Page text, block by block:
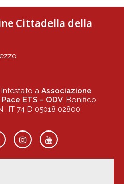
Cittadella della
Intestato a Associazione
ETS – ODV. Bonifico
IT 74 D 05018 02800